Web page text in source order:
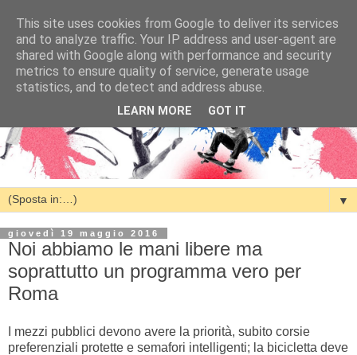
▼
giovedì 19 maggio 2016
Noi abbiamo le mani libere ma
soprattutto un programma vero per
Roma
I mezzi pubblici devono avere la priorità, subito corsie
preferenziali protette e semafori intelligenti; la bicicletta deve
This site uses cookies from Google to deliver its services
and to analyze traffic. Your IP address and user-agent are
shared with Google along with performance and security
metrics to ensure quality of service, generate usage
statistics, and to detect and address abuse.
LEARN MORE GOT IT